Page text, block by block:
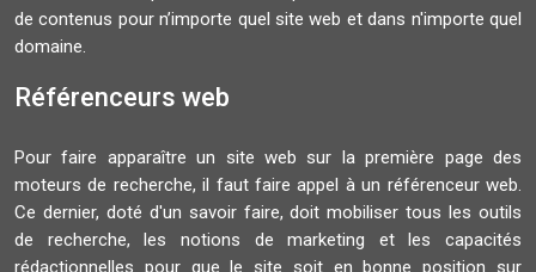
de contenus pour n’importe quel site web et dans n'importe quel
domaine.
Référenceurs web
Pour faire apparaître un site web sur la première page des
moteurs de recherche, il faut faire appel à un référenceur web.
Ce dernier, doté d'un savoir faire, doit mobiliser tous les outils
de recherche, les notions de marketing et les capacités
rédactionnelles pour que le site soit en bonne position sur